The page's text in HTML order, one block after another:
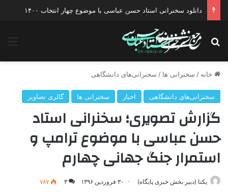
دانلود گفتگو با موضوع جنگ دیپلماتیک آمریکا علیه ایران
جستجو برای
خانه / سخنرانی ها / سخنرانی‌های دانشگاهی
سخنرانی‌های دانشگاهی اخبار سخنرانی ها گالری تصاویر
گزارش تصویری؛ سخنرانی استاد
حسن عباسی با موضوع ترامپ و
استمرار جنگ جهانی چهارم
یکتا (دبیر بخش خبری پایگاه) ۳۰ فروردین ۱۳۹۶ ۳ ۷۸۷